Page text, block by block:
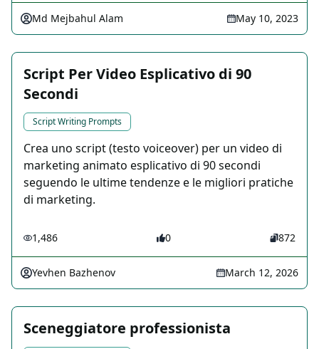
Md Mejbahul Alam May 10, 2023
Script Per Video Esplicativo di 90
Secondi
Script Writing Prompts
Crea uno script (testo voiceover) per un video di
marketing animato esplicativo di 90 secondi
seguendo le ultime tendenze e le migliori pratiche
di marketing.
1,486 0 872
Yevhen Bazhenov March 12, 2026
Sceneggiatore professionista